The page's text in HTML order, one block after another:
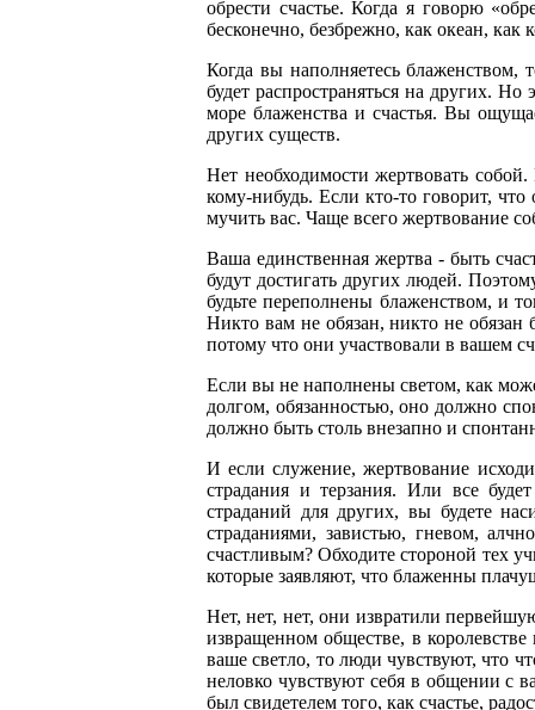
обрести счастье. Когда я говорю
бесконечно, безбрежно, как океан,
Когда вы наполняетесь блаженством,
будет распространяться на других.
море блаженства и счастья. Вы
других существ.
Нет необходимости жертвовать
кому-нибудь. Если кто-то говорит,
мучить вас. Чаще всего жертвование
Ваша единственная жертва - быть
будут достигать других людей.
будьте переполнены блаженством, и
Никто вам не обязан, никто не обязан
потому что они участвовали в вашем
Если вы не наполнены светом, как
долгом, обязанностью, оно должно
должно быть столь внезапно и
И если служение, жертвование
страдания и терзания. Или все
страданий для других, вы будете
страданиями, завистью, гневом,
счастливым? Обходите стороной тех
которые заявляют, что блаженны
Нет, нет, нет, они извратили
извращенном обществе, в
ваше светло, то люди чувствуют, что
неловко чувствуют себя в общении с
был свидетелем того, как счастье,